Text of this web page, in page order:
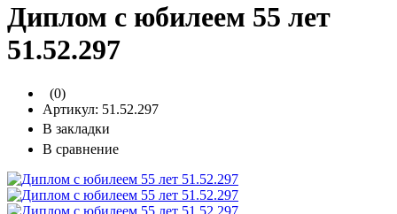
Диплом с юбилеем 55 лет
51.52.297
(0)
Артикул: 51.52.297
В закладки
В сравнение